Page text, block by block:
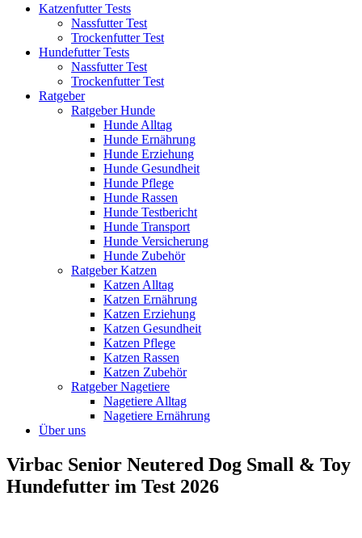
Katzenfutter Tests
Nassfutter Test
Trockenfutter Test
Hundefutter Tests
Nassfutter Test
Trockenfutter Test
Ratgeber
Ratgeber Hunde
Hunde Alltag
Hunde Ernährung
Hunde Erziehung
Hunde Gesundheit
Hunde Pflege
Hunde Rassen
Hunde Testbericht
Hunde Transport
Hunde Versicherung
Hunde Zubehör
Ratgeber Katzen
Katzen Alltag
Katzen Ernährung
Katzen Erziehung
Katzen Gesundheit
Katzen Pflege
Katzen Rassen
Katzen Zubehör
Ratgeber Nagetiere
Nagetiere Alltag
Nagetiere Ernährung
Über uns
Virbac Senior Neutered Dog Small & Toy
Hundefutter im Test 2026